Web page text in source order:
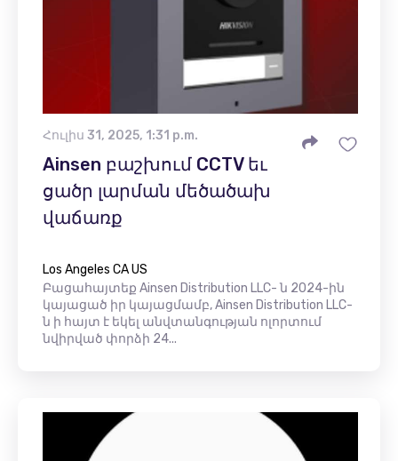
Հուլիս 31, 2025, 1:31 p.m.
Ainsen բաշխում CCTV եւ
ցածր լարման մեծածախ
վաճառք
Los Angeles CA US
Բացահայտեք Ainsen Distribution LLC- ն 2024-ին
կայացած իր կայացմամբ, Ainsen Distribution LLC-
ն ի հայտ է եկել անվտանգության ոլորտում
նվիրված փորձի 24...